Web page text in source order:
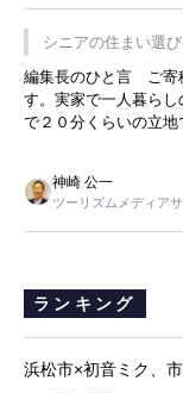
プレミアムヨーグル
です。永井社長は、
ことに目をつけ、高級
事を懐かしく読みまし
シニアの住まい選
暮らし
編集長のひと言 ご寄
す。実家で一人暮ら
で２０分くらいの立
ました。母の住まい
すが、私と妹にとっ
は、当人だけではな
と思いました。
神崎 公一
ツーリズムメディア
ランキング
浜松市×初音ミク、